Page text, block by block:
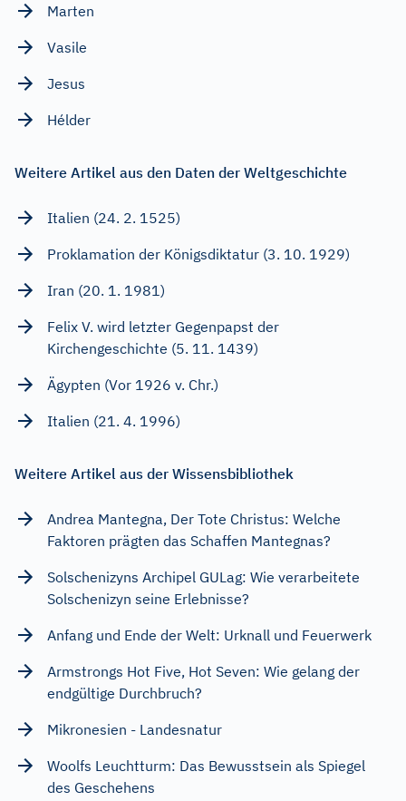
Marten
Vasile
Jesus
Hélder
Weitere Artikel aus den Daten der Weltgeschichte
Italien (24. 2. 1525)
Proklamation der Königsdiktatur (3. 10. 1929)
Iran (20. 1. 1981)
Felix V. wird letzter Gegenpapst der
Kirchengeschichte (5. 11. 1439)
Ägypten (Vor 1926 v. Chr.)
Italien (21. 4. 1996)
Weitere Artikel aus der Wissensbibliothek
Andrea Mantegna, Der Tote Christus: Welche
Faktoren prägten das Schaffen Mantegnas?
Solschenizyns Archipel GULag: Wie verarbeitete
Solschenizyn seine Erlebnisse?
Anfang und Ende der Welt: Urknall und Feuerwerk
Armstrongs Hot Five, Hot Seven: Wie gelang der
endgültige Durchbruch?
Mikronesien - Landesnatur
Woolfs Leuchtturm: Das Bewusstsein als Spiegel
des Geschehens